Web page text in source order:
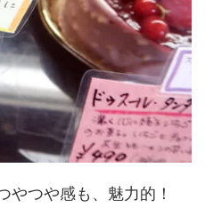
やつや感も、魅力的！